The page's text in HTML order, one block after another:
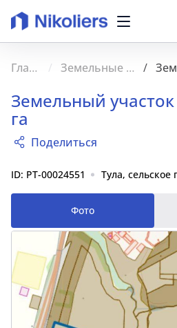
Главная Земельные участки
Земельный
га
Поделиться
ID: PT-00024551 Тула,
Фото